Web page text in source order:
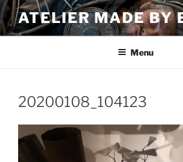
Ga
naar
de
ATELIER MADE BY
Menu
20200108_104123